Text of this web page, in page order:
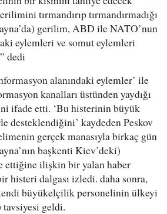
tırmandırıp tırmandırmadığı
gerilim, ABD ile NATO’nun
eylemleri ve somut eylemleri
dedi
alanındaki eylemler’ ile
kanalları üstünden yaydığı
ifade etti. ‘Bu histerinin büyük
desteklendiğini’ kaydeden Peskov
gerçek manasıyla birkaç gün
başkenti Kiev’deki)
ettiğine ilişkin bir yalan haber
histeri dalgası izledi. daha sonra,
büyükelçilik personelinin ülkeyi
geldi.